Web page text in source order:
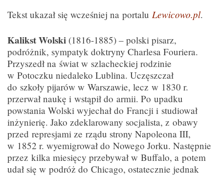
Tekst ukazał się wcześniej na portalu Lewicowo.pl.
Kalikst Wolski (1816-1885) – polski pisarz,
podróżnik, sympatyk doktryny Charlesa Fouriera.
Przyszedł na świat w szlacheckiej rodzinie
w Potoczku niedaleko Lublina. Uczęszczał
do szkoły pijarów w Warszawie, lecz w 1830 r.
przerwał naukę i wstąpił do armii. Po upadku
powstania Wolski wyjechał do Francji i studiował
inżynierię. Jako zdeklarowany socjalista, z obawy
przed represjami ze rządu strony Napoleona III,
w 1852 r. wyemigrował do Nowego Jorku. Następnie
przez kilka miesięcy przebywał w Buffalo, a potem
udał się w podróż do Chicago, ostatecznie jednak